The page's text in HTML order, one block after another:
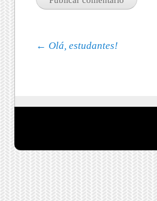
Navegação de
← Olá, estudantes!